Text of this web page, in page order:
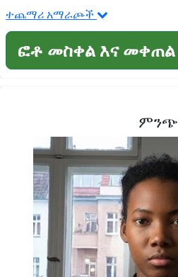
ተጨማሪ አማራጮች
ፎቶ መስቀል እና መቀጠል
ምንጭ